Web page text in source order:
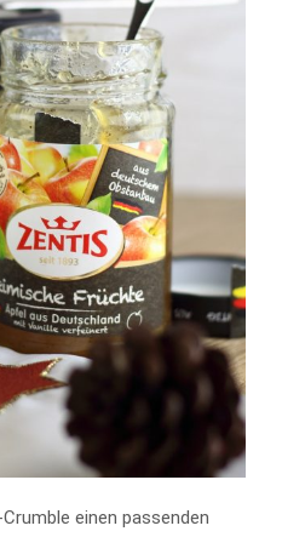
einen passenden